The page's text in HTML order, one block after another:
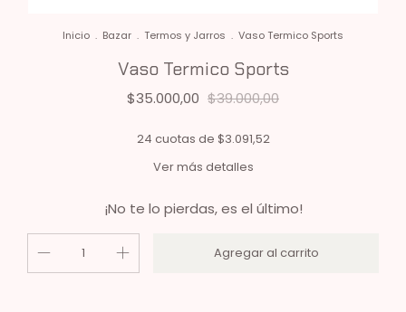
Inicio . Bazar . Termos y Jarros . Vaso Termico Sports
Vaso Termico Sports
$35.000,00 $39.000,00
24 cuotas de $3.091,52
Ver más detalles
¡No te lo pierdas, es el último!